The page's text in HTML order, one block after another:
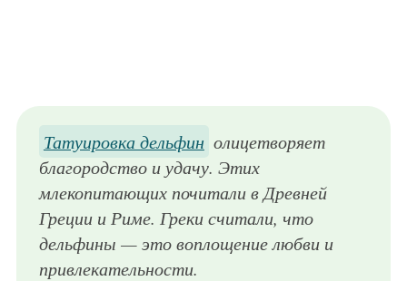
Татуировка дельфин олицетворяет
благородство и удачу. Этих
млекопитающих почитали в Древней
Греции и Риме. Греки считали, что
дельфины — это воплощение любви и
привлекательности.